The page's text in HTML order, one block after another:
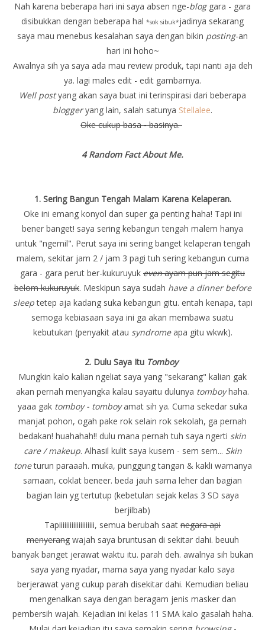
Nah karena beberapa hari ini saya absen nge-bloggara - gara
disibukkan dengan beberapa hal *sok sibuk*jadinya sekarang
saya mau menebus kesalahan saya dengan bikin posting-an
hari ini hoho~
Awalnya sih ya saya ada mau review produk, tapi nanti aja deh
ya. lagi males edit - edit gambarnya.
Well postyang akan saya buat ini terinspirasi dari beberapa
bloggeryang lain, salah satunya Stellalee.
Oke cukup basa - basinya.
4 Random Fact About Me.
1. Sering Bangun Tengah Malam Karena Kelaperan.
Oke ini emang konyol dan super ga penting haha! Tapi ini
bener banget! saya sering kebangun tengah malem hanya
untuk "ngemil". Perut saya ini sering banget kelaperan tengah
malem, sekitar jam 2 / jam 3 pagi tuh sering kebangun cuma
gara - gara perut ber-kukuruyuk evenayam pun jam segitu
belom kukuruyuk. Meskipun saya sudah have a dinner before
sleeptetep aja kadang suka kebangun gitu. entah kenapa, tapi
semoga kebiasaan saya ini ga akan membawa suatu
kebutukan (penyakit atau syndromeapa gitu wkwk).
2. Dulu Saya Itu Tomboy
Mungkin kalo kalian ngeliat saya yang "sekarang" kalian gak
akan pernah menyangka kalau sayaitu dulunya tomboyhaha.
yaaa gak tomboy - tomboyamat sih ya. Cuma sekedar suka
manjat pohon, ogah pake rok selain rok sekolah, ga pernah
bedakan! huahahah!! dulu mana pernah tuh saya ngerti skin
care / makeup. Alhasil kulit saya kusem - sem sem... Skin
toneturun paraaah. muka, punggung tangan & kakli warnanya
samaan, coklat beneer. beda jauh sama leher dan bagian
bagian lain yg tertutup (kebetulan sejak kelas 3 SD saya
berjilbab)
Tapiiiiiiiiiiiiiiiiiiii, semua berubah saat negara api
menyerangwajah saya bruntusan di sekitar dahi. beuuh
banyak banget jerawat waktu itu. parah deh. awalnya sih bukan
saya yang nyadar, mama saya yang nyadar kalo saya
berjerawat yang cukup parah disekitar dahi. Kemudian beliau
mengenalkan saya dengan beragam jenis masker dan
pembersih wajah. Kejadian ini kelas 11 SMA kalo gasalah haha.